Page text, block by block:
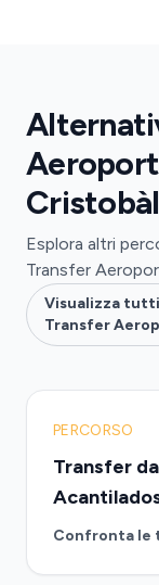
Esplora altri
Transfer
Visualizza
Transfer
PERCORSO
Transfer
Confronta le